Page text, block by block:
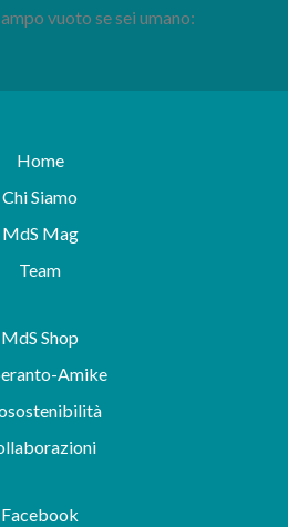
vuoto se sei umano:
Home
Chi Siamo
MdS Mag
Team
MdS Shop
Amike
Facebook